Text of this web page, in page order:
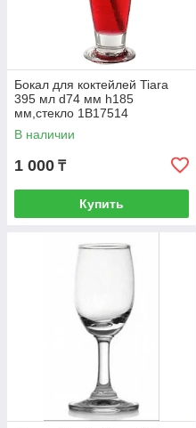
Бокал для коктейлей Tiara
395 мл d74 мм h185
мм,стекло 1B17514
В наличии
1 000 ₸
Купить